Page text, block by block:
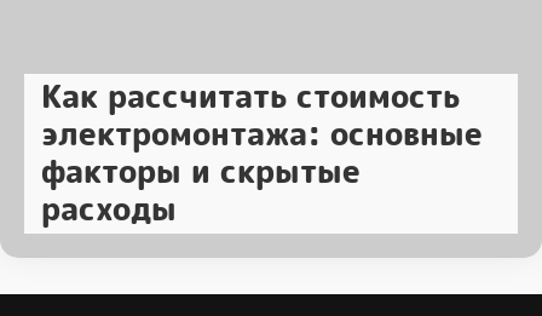
Как рассчитать стоимость
электромонтажа: основные
факторы и скрытые
расходы